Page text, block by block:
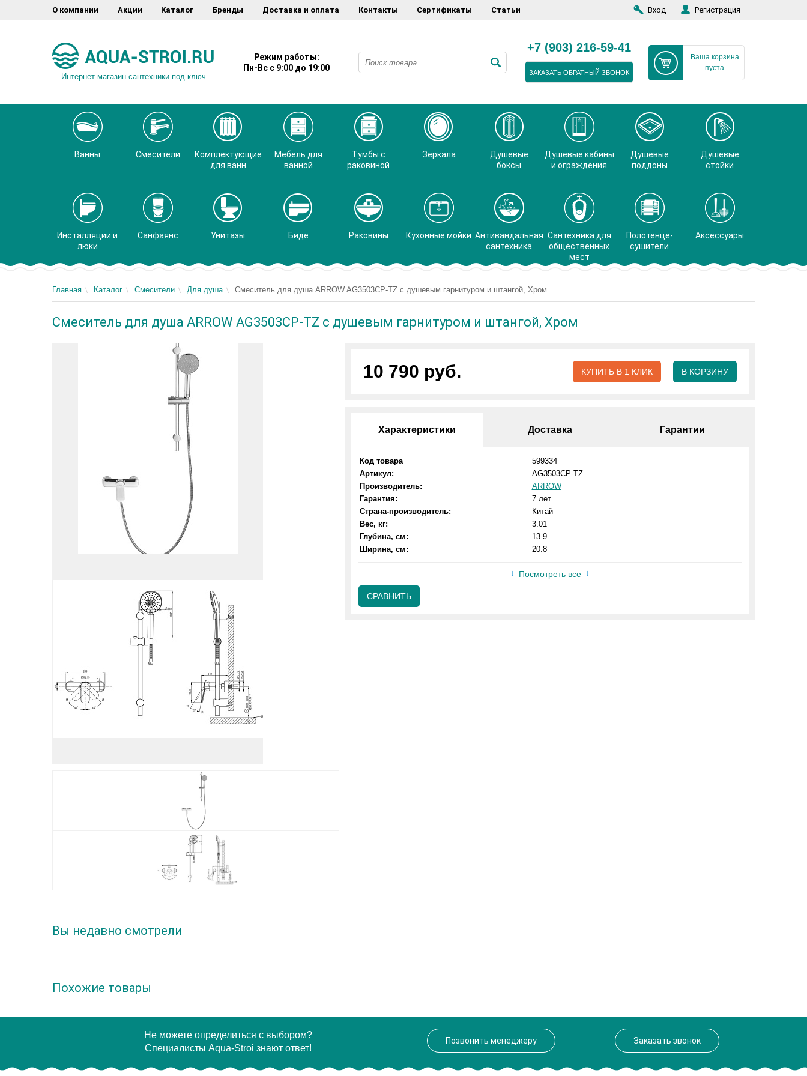
О компании Акции Каталог Бренды Доставка и оплата Контакты Сертификаты Статьи Вход Регистрация
Интернет-магазин сантехники под ключ
Режим работы:
Пн-Вс с 9:00 до 19:00
+7 (903) 216-59-41
ЗАКАЗАТЬ ОБРАТНЫЙ ЗВОНОК
Ваша корзина
пуста
Ванны Смесители
Комплектующие
для ванн
Мебель для
ванной
Тумбы с
раковиной
Зеркала
Душевые
боксы
Душевые кабины
и ограждения
Душевые
поддоны
Душевые
стойки
Инсталляции и
люки
Санфаянс Унитазы Биде Раковины Кухонные мойки Антивандальная
сантехника
Сантехника для
общественных
мест
Полотенце-
сушители
Аксессуары
Главная Каталог Смесители Для душа Смеситель для душа ARROW AG3503CP-TZ с душевым гарнитуром и штангой, Хром
Смеситель для душа ARROW AG3503CP-TZ с душевым гарнитуром и штангой, Хром
10 790 руб. КУПИТЬ В 1 КЛИК В КОРЗИНУ
Характеристики Доставка Гарантии
Код товара
599334
Артикул:
AG3503CP-TZ
Производитель:
ARROW
Гарантия:
7 лет
Страна-производитель:
Китай
Вес, кг:
3.01
Глубина, см:
13.9
Ширина, см:
20.8
Посмотреть все
СРАВНИТЬ
Вы недавно смотрели
Похожие товары
Не можете определиться с выбором?
Специалисты Aqua-Stroi знают ответ!
Позвонить менеджеру Заказать звонок